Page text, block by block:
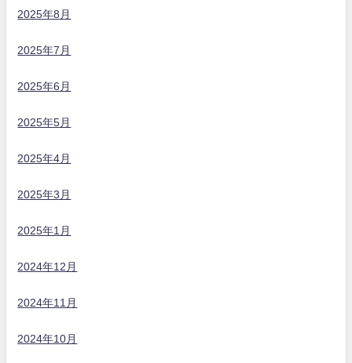
2025年8月
2025年7月
2025年6月
2025年5月
2025年4月
2025年3月
2025年1月
2024年12月
2024年11月
2024年10月